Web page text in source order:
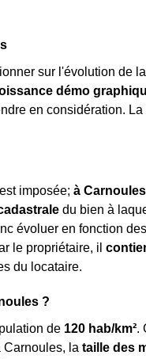
sur l'évolution de
démo
en considération.
imposée; à Carnoules
du bien à
évoluer en fonction des
le propriétaire, il
du locataire.
?
de 120 hab/km².
Carnoules, la taille des